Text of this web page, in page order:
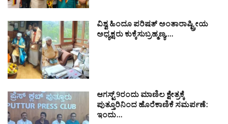
ವಿಶ್ವ ಹಿಂದೂ ಪರಿಷತ್ ಅಂತಾರಾಷ್ಟ್ರೀಯ
ಅಧ್ಯಕ್ಷರು ಕುಕ್ಕೆಸುಬ್ರಹ್ಮಣ್ಯ,…
ಆಗಸ್ಟ್ 9ರಂದು ಮಾಣಿಲ ಕ್ಷೇತ್ರಕ್ಕೆ
ಪುತ್ತೂರಿನಿಂದ ಹೊರೆಕಾಣಿಕೆ ಸಮರ್ಪಣೆ:
ಇಂದು…